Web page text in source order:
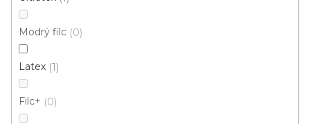
Modrý filc 0
Latex 1
Filc+ 0